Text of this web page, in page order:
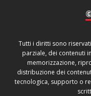
Tutti i diritti sono
parziale, dei contenuti
memorizzazione,
distribuzione dei
tecnologica, supporto o